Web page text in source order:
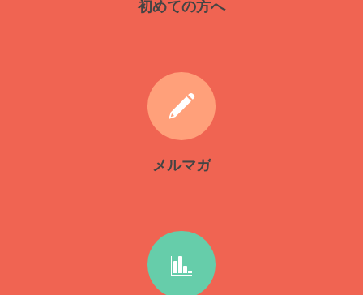
初めての方へ
メルマガ